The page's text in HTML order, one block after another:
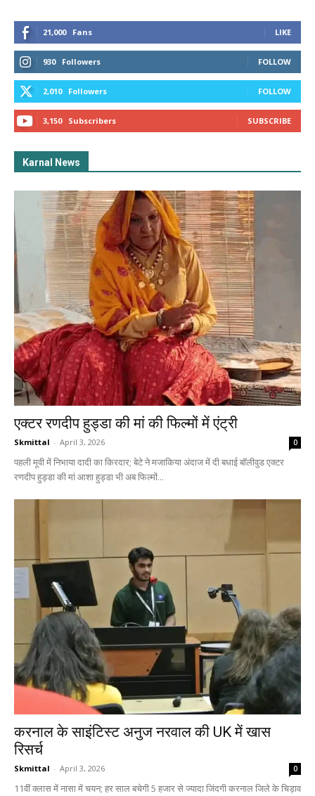
21,000 Fans LIKE
930 Followers FOLLOW
2,010 Followers FOLLOW
3,150 Subscribers SUBSCRIBE
Karnal News
एक्टर रणदीप हुड्डा की मां की फिल्मों में एंट्री
Skmittal - April 3, 2026 0
पहली मूवी में निभाया दादी का किरदार; बेटे ने मजाकिया अंदाज में दी बधाई बॉलीवुड एक्टर
रणदीप हुड्डा की मां आशा हुड्डा भी अब फिल्मों...
करनाल के साइंटिस्ट अनुज नरवाल की UK में खास
रिसर्च
Skmittal - April 3, 2026 0
11वीं क्लास में नासा में चयन; हर साल बचेगी 5 हजार से ज्यादा जिंदगी करनाल जिले के चिड़ाव